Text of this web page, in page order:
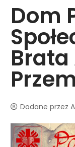
Dom
Dodane przez